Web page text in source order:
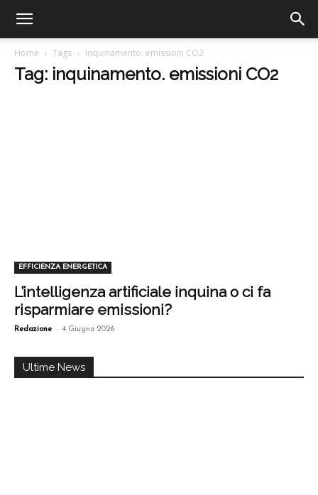
Home Tags Inquinamento. emissioni CO2
Tag: inquinamento. emissioni CO2
EFFICIENZA ENERGETICA
L’intelligenza artificiale inquina o ci fa
risparmiare emissioni?
Redazione - 4 Giugno 2026
Ultime News